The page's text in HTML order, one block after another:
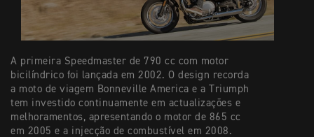
A primeira Speedmaster de 790 cc com motor
bicilíndrico foi lançada em 2002. O design recorda
a moto de viagem Bonneville America e a Triumph
tem investido continuamente em actualizações e
melhoramentos, apresentando o motor de 865 cc
em 2005 e a injecção de combustível em 2008.